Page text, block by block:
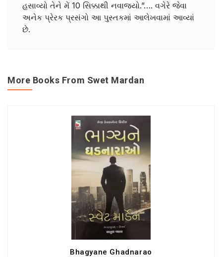
હસાવ્યો તેને મેં 10 સિક્કાથી નવાજ્યો.”…. વગેરે જેવા
અનેક પ્રેરક પ્રસંગો આ પુસ્તકમાં આલેખવામાં આવ્યાં
છે.
More Books From Swet Mardan
Bhagyane Ghadnarao